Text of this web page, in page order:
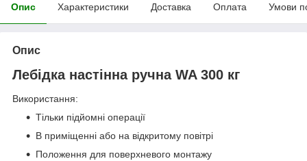
Опис Характеристики Доставка Оплата Умови
Опис
Лебідка настінна ручна WA 300 кг
Використання:
Тільки підйомні операції
В приміщенні або на відкритому повітрі
Положення для поверхневого монтажу